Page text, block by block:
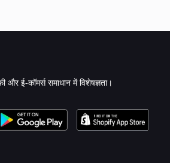
और ई-कॉमर्स समाधान में विशेषज्ञता।